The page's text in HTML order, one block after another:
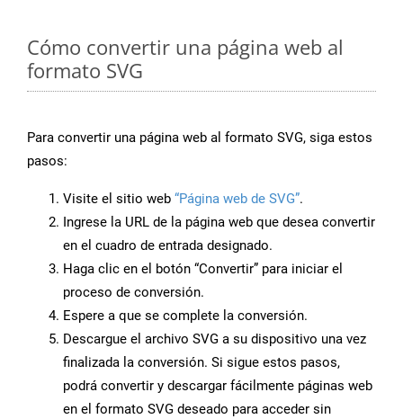
Cómo convertir una página web al
formato SVG
Para convertir una página web al formato SVG, siga estos
pasos:
Visite el sitio web “Página web de SVG”.
Ingrese la URL de la página web que desea convertir
en el cuadro de entrada designado.
Haga clic en el botón “Convertir” para iniciar el
proceso de conversión.
Espere a que se complete la conversión.
Descargue el archivo SVG a su dispositivo una vez
finalizada la conversión. Si sigue estos pasos,
podrá convertir y descargar fácilmente páginas web
en el formato SVG deseado para acceder sin